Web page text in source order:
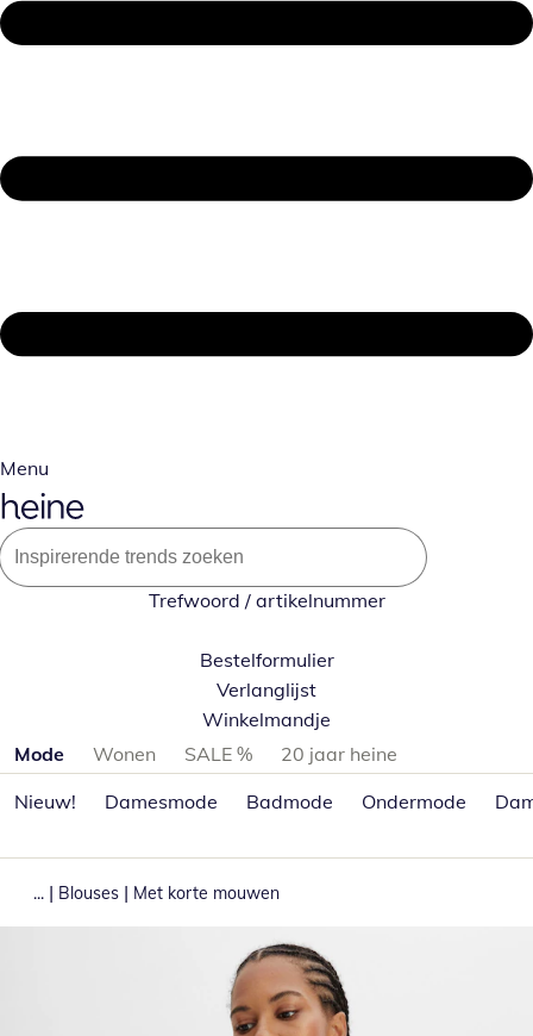
Menu
Trefwoord / artikelnummer
Bestelformulier
Verlanglijst
Winkelmandje
Productcategorieën overslaan
Mode Wonen SALE %
20 jaar heine
Nieuw!
Damesmode Badmode Ondermode
... | Blouses | Met korte mouwen